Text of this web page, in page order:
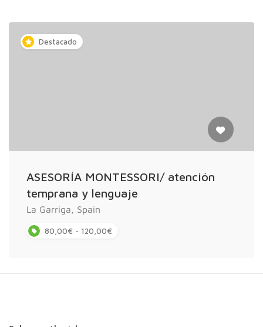
Destacado
ASESORÍA MONTESSORI/ atención
temprana y lenguaje
La Garriga, Spain
80,00€ - 120,00€